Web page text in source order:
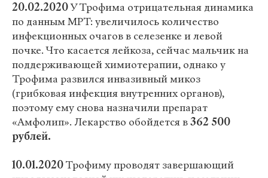
20.02.2020У Трофима отрицательная динамика
по данным МРТ: увеличилось количество
инфекционных очагов в селезенке и левой
почке. Что касается лейкоза, сейчас мальчик на
поддерживающей химиотерапии, однако у
Трофима развился инвазивный микоз
(грибковая инфекция внутренних органов),
поэтому ему снова назначили препарат
«Амфолип». Лекарство обойдется в362 500
рублей.
10.01.2020Трофиму проводят завершающий